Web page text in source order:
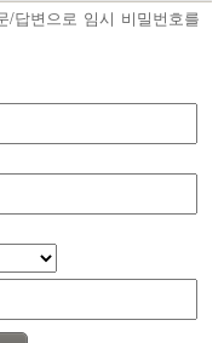
답변으로 임시 비밀번호를